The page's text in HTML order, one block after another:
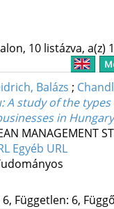
10 listázva, a(z)
Balázs ;
A study of the
in Hungary
MANAGEMENT
Egyéb URL
Független: 6,